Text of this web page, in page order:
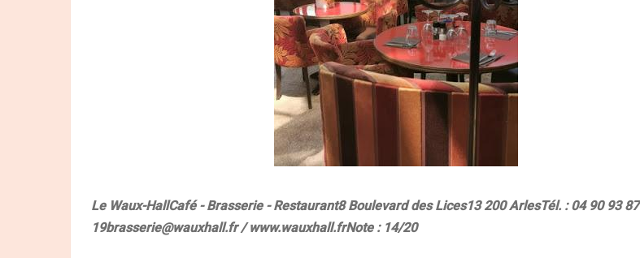
Le Waux-HallCafé - Brasserie - Restaurant8 Boulevard des Lices13 200 ArlesTél. : 04 90 93 87
19brasserie@wauxhall.fr/ www.wauxhall.frNote : 14/20